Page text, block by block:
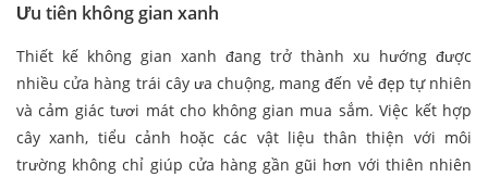
Ưu tiên không gian xanh
Thiết kế không gian xanh đang trở thành xu hướng được
nhiều cửa hàng trái cây ưa chuộng, mang đến vẻ đẹp tự nhiên
và cảm giác tươi mát cho không gian mua sắm. Việc kết hợp
cây xanh, tiểu cảnh hoặc các vật liệu thân thiện với môi
trường không chỉ giúp cửa hàng gần gũi hơn với thiên nhiên